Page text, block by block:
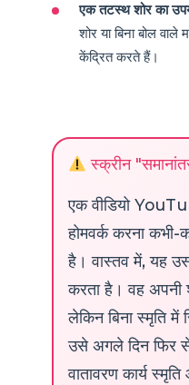
एक तटस्थ शोर का
शोर या बिना बोल
केंद्रित करते हैं।
स्क्रीन
एक वीडियो
होमवर्क करना
है। वास्तव में, यह
करता है। वह अपनी
लेकिन बिना स्मृति में
उसे अगले दिन फिर
वातावरण कार्य